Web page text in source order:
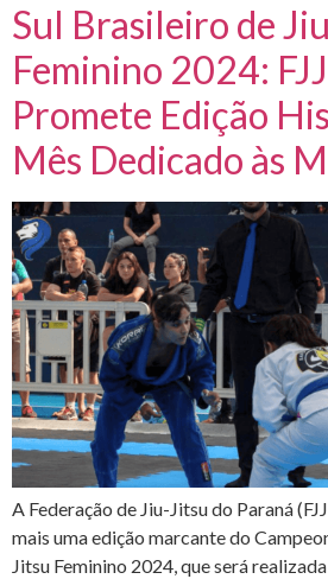
Sul Brasileiro de
Feminino 2024:
Promete Edição
Mês Dedicado às
A Federação de Jiu-Jitsu do Paraná
mais uma edição marcante do
Jitsu Feminino 2024, que será